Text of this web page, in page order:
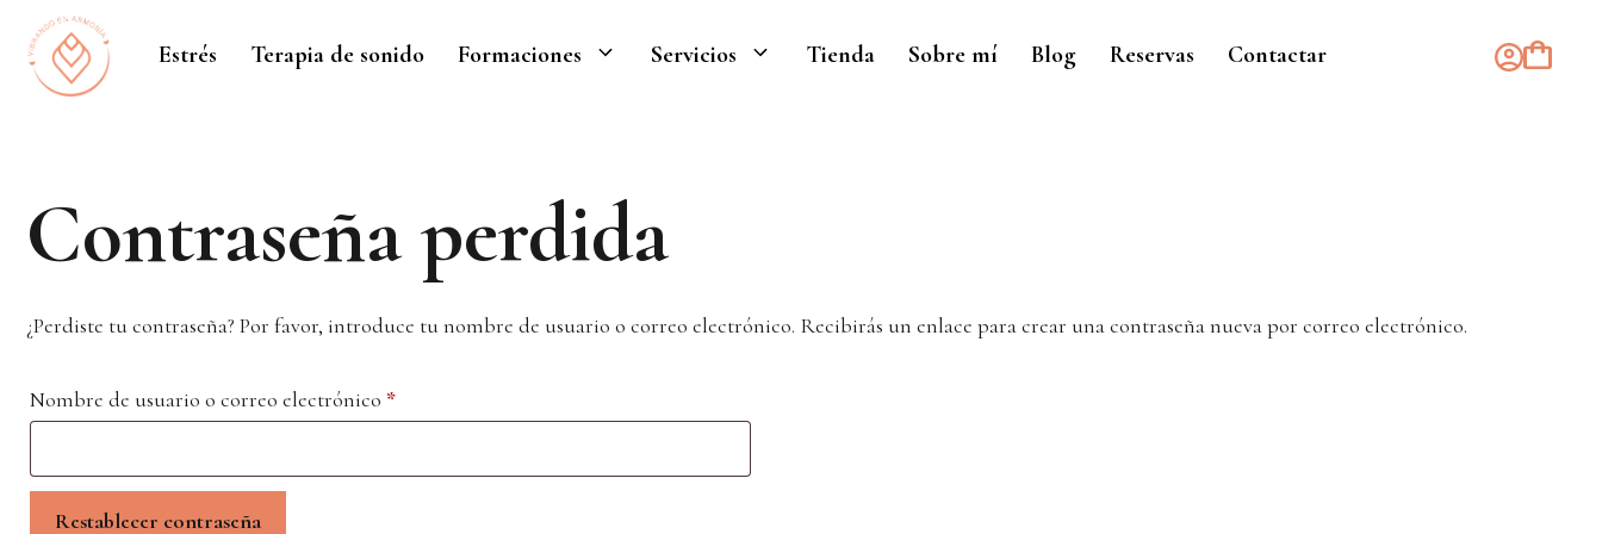
Saltar
contenido
Estrés Terapia de sonido Formaciones Servicios Tienda Sobre mí Blog Reservas Contactar
Contraseña perdida
¿Perdiste tu contraseña? Por favor, introduce tu nombre de usuario o correo electrónico. Recibirás un enlace para crear una contraseña nueva por correo electrónico.
Nombre de usuario o correo electrónico *Obligatorio
Restablecer contraseña